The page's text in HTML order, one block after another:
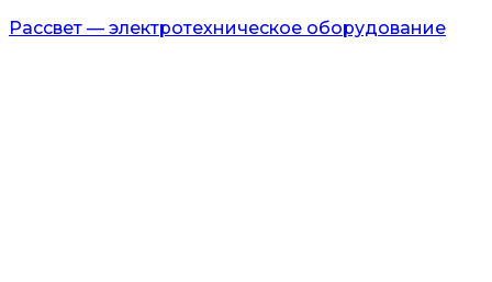
Рассвет — электротехническое оборудование